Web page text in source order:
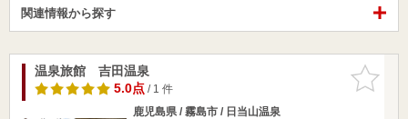
関連情報から探す
お気に入
りに追加
温泉旅館 吉田温泉
5.0点/ 1 件
鹿児島県 / 霧島市 / 日当山温泉